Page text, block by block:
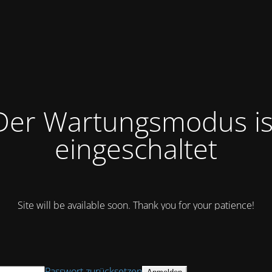
Wartungsmodus
eingeschaltet
Site will be available soon. Thank you for your patience!